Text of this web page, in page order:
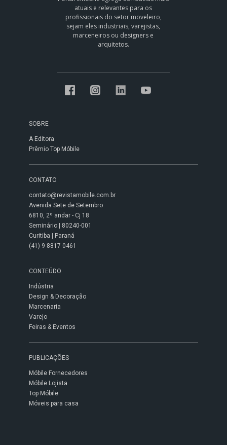
atuais e relevantes para os
profissionais do setor moveleiro,
sejam eles industriais, varejistas,
marceneiros ou designers e
arquitetos.
SOBRE
A Editora
Prêmio Top Móbile
CONTATO
contato@revistamobile.com.br
Avenida Sete de Setembro
6810, 2º andar - Cj 18
Seminário | 80240-001
Curitiba | Paraná
(41) 9 8817 0461
CONTEÚDO
Indústria
Design & Decoração
Marcenaria
Varejo
Feiras & Eventos
PUBLICAÇÕES
Móbile Fornecedores
Móbile Lojista
Top Móbile
Móveis para casa